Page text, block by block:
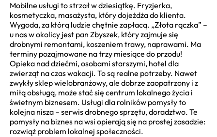
Mobilne usługi to strzał w dziesiątkę. Fryzjerka,
kosmetyczka, masażysta, który dojeżdża do klienta.
Wygoda, za którą ludzie chętnie zapłacą. „Złota rączka” –
u nas w okolicy jest pan Zbyszek, który zajmuje się
drobnymi remontami, koszeniem trawy, naprawami. Ma
terminy pozajmowane na trzy miesiące do przodu!
Opieka nad dziećmi, osobami starszymi, hotel dla
zwierząt na czas wakacji. To są realne potrzeby. Nawet
zwykły sklep wielobranżowy, ale dobrze zaopatrzony i z
miłą obsługą, może stać się centrum lokalnego życia i
świetnym biznesem. Usługi dla rolników pomysły to
kolejna nisza – serwis drobnego sprzętu, doradztwo. Te
pomysły na biznes na wsi opierają się na prostej zasadzie:
rozwiąż problem lokalnej społeczności.